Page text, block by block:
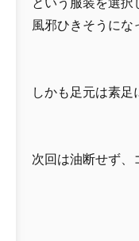
という服装を選択
風邪ひきそうにな
しかも足元は素足
次回は油断せず、